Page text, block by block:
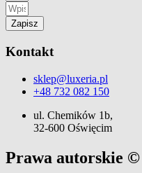
Zapisz
Kontakt
sklep@luxeria.pl
+48 732 082 150
ul. Chemików 1b,
32-600 Oświęcim
Prawa autorskie